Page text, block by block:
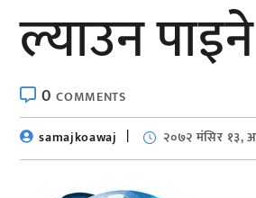
ल्याउन पाइने
0COMMENTS
samajkoawaj
२०७२ मंसिर १३,